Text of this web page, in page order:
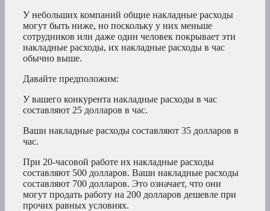
У небольших компаний общие накладные расходы
могут быть ниже, но поскольку у них меньше
сотрудников или даже один человек покрывает эти
накладные расходы, их накладные расходы в час
обычно выше.
Давайте предположим:
У вашего конкурента накладные расходы в час
составляют 25 долларов в час.
Ваши накладные расходы составляют 35 долларов в
час.
При 20-часовой работе их накладные расходы
составляют 500 долларов. Ваши накладные расходы
составляют 700 долларов. Это означает, что они
могут продать работу на 200 долларов дешевле при
прочих равных условиях.